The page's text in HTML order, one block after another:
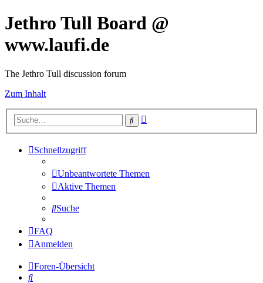
Jethro Tull Board @
www.laufi.de
The Jethro Tull discussion forum
Zum Inhalt
Suche
Schnellzugriff
Unbeantwortete Themen
Aktive Themen
Suche
FAQ
Anmelden
Foren-Übersicht
Suche